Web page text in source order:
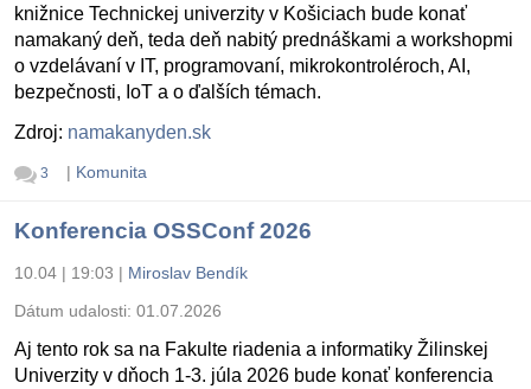
knižnice Technickej univerzity v Košiciach bude konať
namakaný deň, teda deň nabitý prednáškami a workshopmi
o vzdelávaní v IT, programovaní, mikrokontroléroch, AI,
bezpečnosti, IoT a o ďalších témach.
Zdroj: namakanyden.sk
3 | Komunita
Konferencia OSSConf 2026
10.04 | 19:03 | Miroslav Bendík
Dátum udalosti: 01.07.2026
Aj tento rok sa na Fakulte riadenia a informatiky Žilinskej
Univerzity v dňoch 1-3. júla 2026 bude konať konferencia